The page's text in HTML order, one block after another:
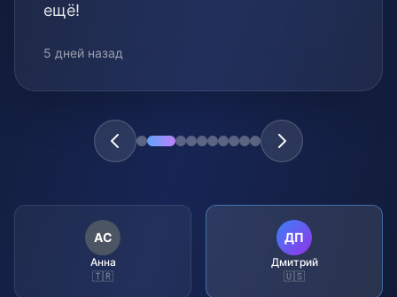
ещё!
5 дней назад
АС
Анна
🇹🇷
ДП
Дмитрий
🇺🇸